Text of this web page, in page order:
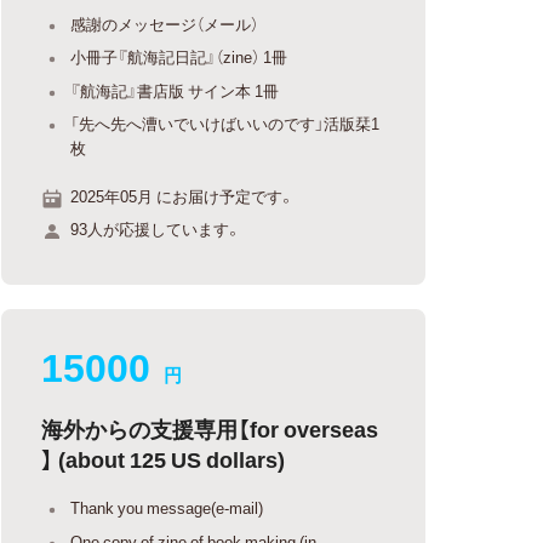
感謝のメッセージ（メール）
小冊子『航海記日記』（zine） 1冊
『航海記』書店版 サイン本 1冊
「先へ先へ漕いでいけばいいのです」活版栞1
枚
2025年05月 にお届け予定です。
93人が応援しています。
15000 円
海外からの支援専用【for overseas
】 (about 125 US dollars)
Thank you message(e-mail)